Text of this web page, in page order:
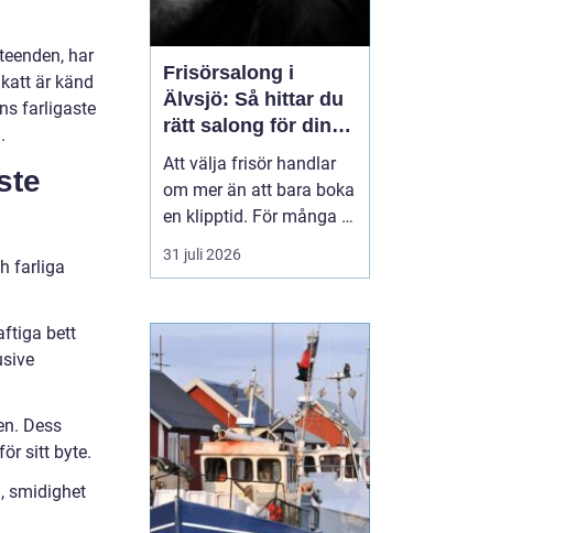
har
är känd
farligaste
farliga
bett
Dess
sitt byte.
smidighet
Frisörsalong i
Älvsjö: Så hittar du
rätt salong för din
stil och vardag
Att välja frisör handlar
om mer än att bara boka
en klipptid. För många är
frisörbesöket en paus i
vardagen, en chans att
känna sig mer som sig
själv. I Älvsjö fi...
31 juli 2026